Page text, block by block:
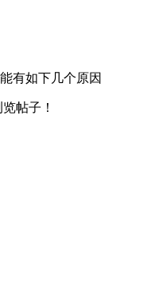
有如下几个原因
帖子！